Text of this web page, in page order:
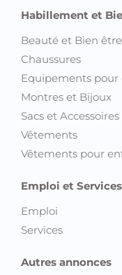
Chaussures
Equipements pour
Montres et Bijoux
Sacs et Accessoires
Vêtements
Vêtements pour
Emploi et Services
Services
Autres annonces
Découvrez